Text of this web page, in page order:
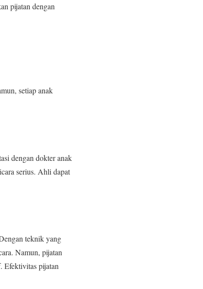
pijatan dengan
setiap anak
dengan dokter anak
serius. Ahli dapat
teknik yang
Namun, pijatan
Efektivitas pijatan